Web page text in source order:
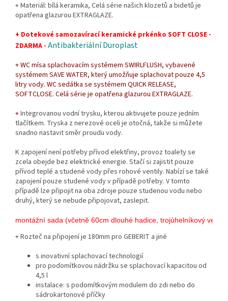
+ Materiál: bílá keramika, Celá série našich klozetů a bidetů je
opatřena glazurou EXTRAGLAZE.
+ Dotekové samozavírací keramické prkénko SOFT CLOSE -
ZDARMA - Antibakteriální Duroplast
+ WC mísa splachovacím systémem SWIRLFLUSH, vybavené
systémem SAVE WATER, který umožňuje splachovat pouze 4,5
litry vody. WC sedátka se systémem QUICK RELEASE,
SOFTCLOSE. Celá série je opatřena glazurou EXTRAGLAZE.
+Integrovanou vodní trysku, kterou aktivujete pouze jedním
tlačítkem. Tryska z nerezové oceli je otočná, takže si můžete
snadno nastavit směr proudu vody.
K zapojení není potřeby přívod elektřiny, provoz toalety se
zcela obejde bez elektrické energie. Stačí si zajistit pouze
přívod teplé a studené vody přes rohové ventily. Nabízí se také
zapojení pouze studené vody v případě potřeby. V tomto
případě lze připojit na oba zdroje pouze studenou vodu nebo
druhý, který se nebude připojovat, zaslepit.
montážní sada (včetně 60cm dlouhé hadice, trojúhelníkový ventil
+ Rozteč na připojení je 180mm pro GEBERIT a jiné
s inovativní splachovací technologií
pro podomítkovou nádržku se splachovací kapacitou od
4,5 l
instalace: s podomítkovým modulem do zdi nebo do
sádrokartonové příčky